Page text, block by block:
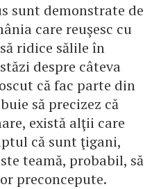
sunt demonstrate de
care reuşesc cu
ridice sălile în
despre câteva
că fac parte din
să precizez că
există alţii care
că sunt ţigani,
teamă, probabil, să
preconcepute.